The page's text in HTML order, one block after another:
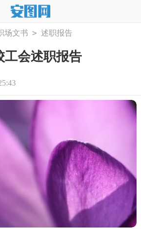
场文书 > 述职报告
工会述职报告